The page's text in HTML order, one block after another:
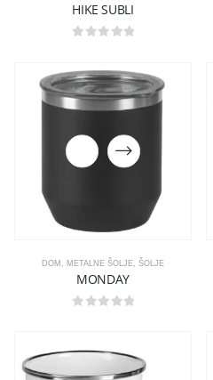
HIKE SUBLI
DOM METALNE ŠOLJE ŠOLJE
MONDAY